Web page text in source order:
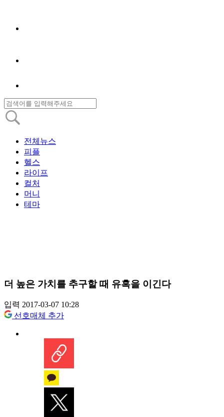
전체뉴스
피플
헬스
라이프
컬처
머니
테마
더 높은 가치를 추구할 때 유혹을 이긴다
입력 2017-03-07 10:28
선호매체 추가